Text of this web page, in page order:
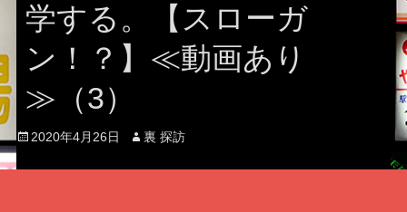
学する。【スローガ
ン！？】≪動画あり
≫（3）
Posted
on
2020年4月26日 Author
裏 探訪